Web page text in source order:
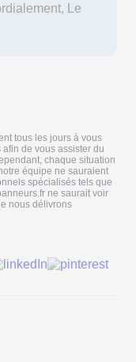
Le
tous les jours à vous
de vous assister du
chaque situation
équipe ne sauraient
spécialisés tels que
ne saurait voir
nous délivrons